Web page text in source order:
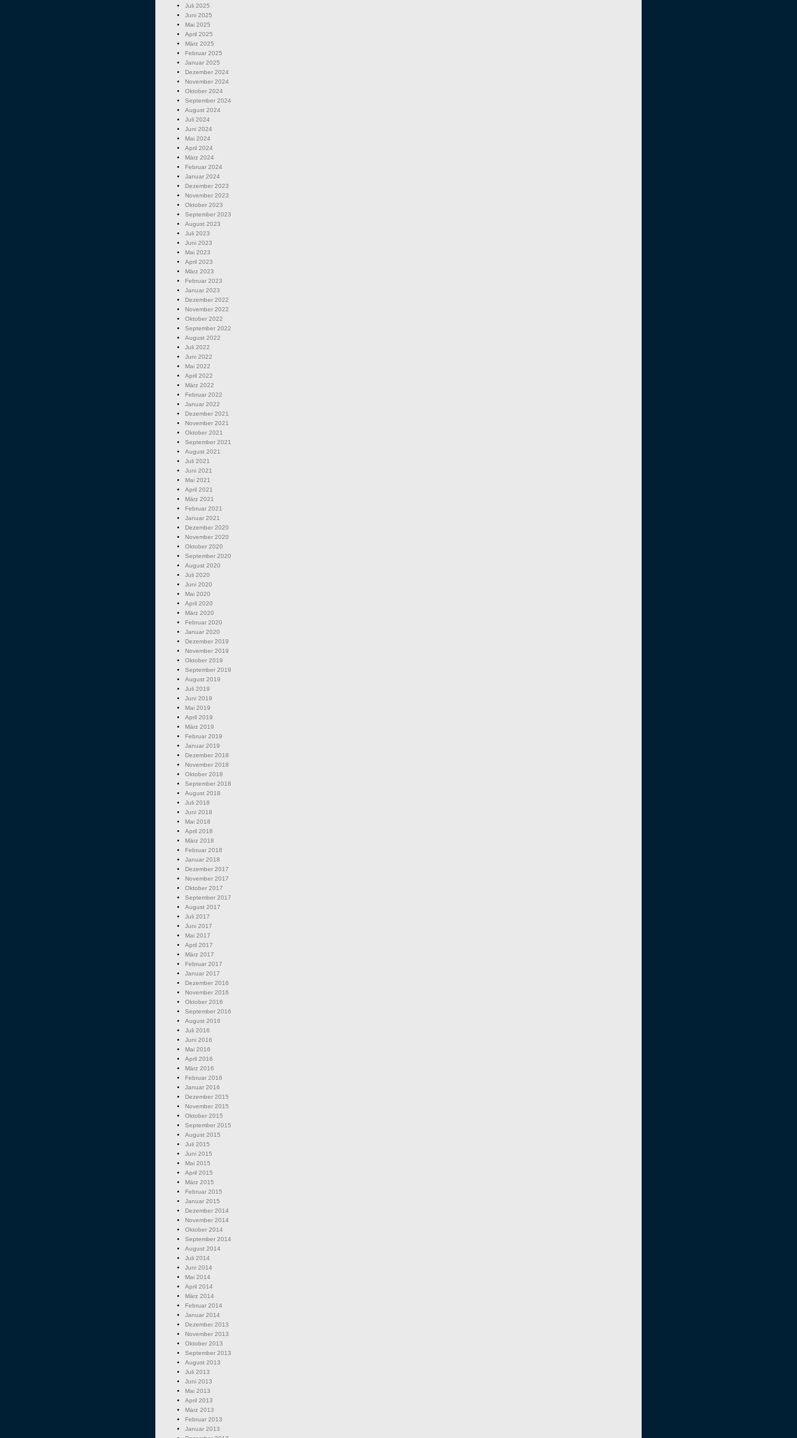
Juli 2025
Juni 2025
Mai 2025
April 2025
März 2025
Februar 2025
Januar 2025
Dezember 2024
November 2024
Oktober 2024
September 2024
August 2024
Juli 2024
Juni 2024
Mai 2024
April 2024
März 2024
Februar 2024
Januar 2024
Dezember 2023
November 2023
Oktober 2023
September 2023
August 2023
Juli 2023
Juni 2023
Mai 2023
April 2023
März 2023
Februar 2023
Januar 2023
Dezember 2022
November 2022
Oktober 2022
September 2022
August 2022
Juli 2022
Juni 2022
Mai 2022
April 2022
März 2022
Februar 2022
Januar 2022
Dezember 2021
November 2021
Oktober 2021
September 2021
August 2021
Juli 2021
Juni 2021
Mai 2021
April 2021
März 2021
Februar 2021
Januar 2021
Dezember 2020
November 2020
Oktober 2020
September 2020
August 2020
Juli 2020
Juni 2020
Mai 2020
April 2020
März 2020
Februar 2020
Januar 2020
Dezember 2019
November 2019
Oktober 2019
September 2019
August 2019
Juli 2019
Juni 2019
Mai 2019
April 2019
März 2019
Februar 2019
Januar 2019
Dezember 2018
November 2018
Oktober 2018
September 2018
August 2018
Juli 2018
Juni 2018
Mai 2018
April 2018
März 2018
Februar 2018
Januar 2018
Dezember 2017
November 2017
Oktober 2017
September 2017
August 2017
Juli 2017
Juni 2017
Mai 2017
April 2017
März 2017
Februar 2017
Januar 2017
Dezember 2016
November 2016
Oktober 2016
September 2016
August 2016
Juli 2016
Juni 2016
Mai 2016
April 2016
März 2016
Februar 2016
Januar 2016
Dezember 2015
November 2015
Oktober 2015
September 2015
August 2015
Juli 2015
Juni 2015
Mai 2015
April 2015
März 2015
Februar 2015
Januar 2015
Dezember 2014
November 2014
Oktober 2014
September 2014
August 2014
Juli 2014
Juni 2014
Mai 2014
April 2014
März 2014
Februar 2014
Januar 2014
Dezember 2013
November 2013
Oktober 2013
September 2013
August 2013
Juli 2013
Juni 2013
Mai 2013
April 2013
März 2013
Februar 2013
Januar 2013